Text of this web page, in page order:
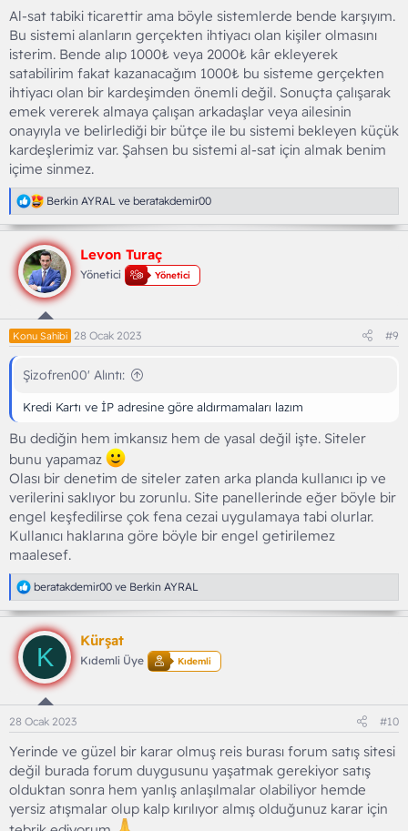
Al-sat tabiki ticarettir ama böyle sistemlerde bende karşıyım.
Bu sistemi alanların gerçekten ihtiyacı olan kişiler olmasını
isterim. Bende alıp 1000₺ veya 2000₺ kâr ekleyerek
satabilirim fakat kazanacağım 1000₺ bu sisteme gerçekten
ihtiyacı olan bir kardeşimden önemli değil. Sonuçta çalışarak
emek vererek almaya çalışan arkadaşlar veya ailesinin
onayıyla ve belirlediği bir bütçe ile bu sistemi bekleyen küçük
kardeşlerimiz var. Şahsen bu sistemi al-sat için almak benim
içime sinmez.
T
e
p
k
i
l
e
r
:
Berkin AYRAL ve beratakdemir00
Levon Turaç
Yönetici Yönetici
Konu Sahibi 28 Ocak 2023 #9
Şizofren00' Alıntı:
Kredi Kartı ve İP adresine göre aldırmamaları lazım
Bu dediğin hem imkansız hem de yasal değil işte. Siteler
bunu yapamaz
Olası bir denetim de siteler zaten arka planda kullanıcı ip ve
verilerini saklıyor bu zorunlu. Site panellerinde eğer böyle bir
engel keşfedilirse çok fena cezai uygulamaya tabi olurlar.
Kullanıcı haklarına göre böyle bir engel getirilemez
maalesef.
T
e
p
k
e
r
:
beratakdemir00 ve Berkin AYRAL
K
Kürşat
Kıdemli Üye Kıdemli
28 Ocak 2023 #10
Yerinde ve güzel bir karar olmuş reis burası forum satış sitesi
değil burada forum duygusunu yaşatmak gerekiyor satış
olduktan sonra hem yanlış anlaşılmalar olabiliyor hemde
yersiz atışmalar olup kalp kırılıyor almış olduğunuz karar için